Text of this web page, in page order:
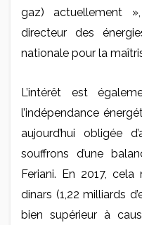
gaz) actuellement
directeur des
nationale pour la
L’intérêt est
l’indépendance
aujourd’hui obligée
souffrons d’une
Feriani. En 2017,
dinars (1,22 milliards
bien supérieur à